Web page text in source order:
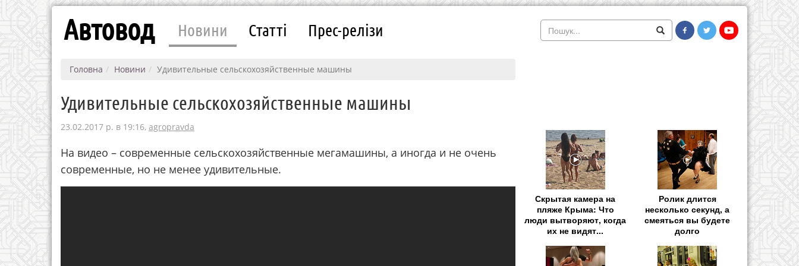
Автовод Новини Статті Прес-релізи
Головна Новини Удивительные сельскохозяйственные машины
Удивительные сельскохозяйственные машины
23.02.2017 р. в 19:16, agropravda
На видео – современные сельскохозяйственные мегамашины, а иногда и не очень
современные, но не менее удивительные.
Скрытая камера на
пляже Крыма: Что
люди вытворяют, когда
их не видят...
Ролик длится
несколько секунд, а
смеяться вы будете
долго